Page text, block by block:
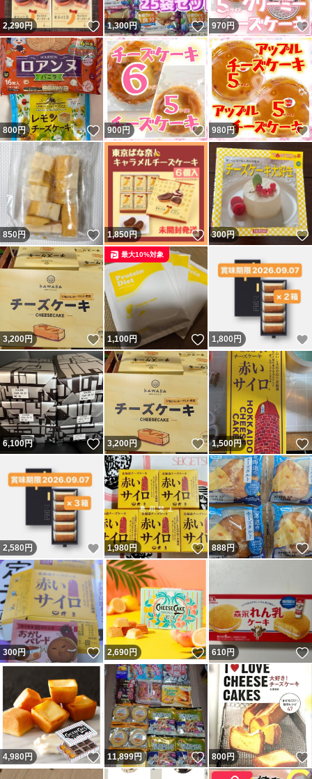
ご購入者様には丁寧で二面性の振り幅がエグいと多くの方
が驚いています
最初に悪いことを大量にしておいて
全く謝らない大迷惑な嘘つき転売ヤー
悪口などではなくすべて事実です
Stone Cold Liar
このようなことには動じず
限りある命、かけがえのない日々
を大事にしていきます
皆様から多くの応援、ご指導を
いただき∞感謝しております
●身近な方？ありがとうございます
TERUTERUお買得品
※写真や説明の無断転載禁止
TERUTERU
2,290円 いいね！
1,300円 いいね！
970 円
800円 いいね！
900円 いいね！
980 円
850円 いいね！
1,850円 いいね！
300円
3,200円 いいね！
1,100円 いいね！
最大10%対象
1,800 円
6,100円 いいね！
3,200円 いいね！
1,500円
2,580 円 いいね！
1,980円 いいね！
888円
300円 いいね！
2,690円 いいね！
610円
4,980円 いいね！
11,899円 いいね！
800円